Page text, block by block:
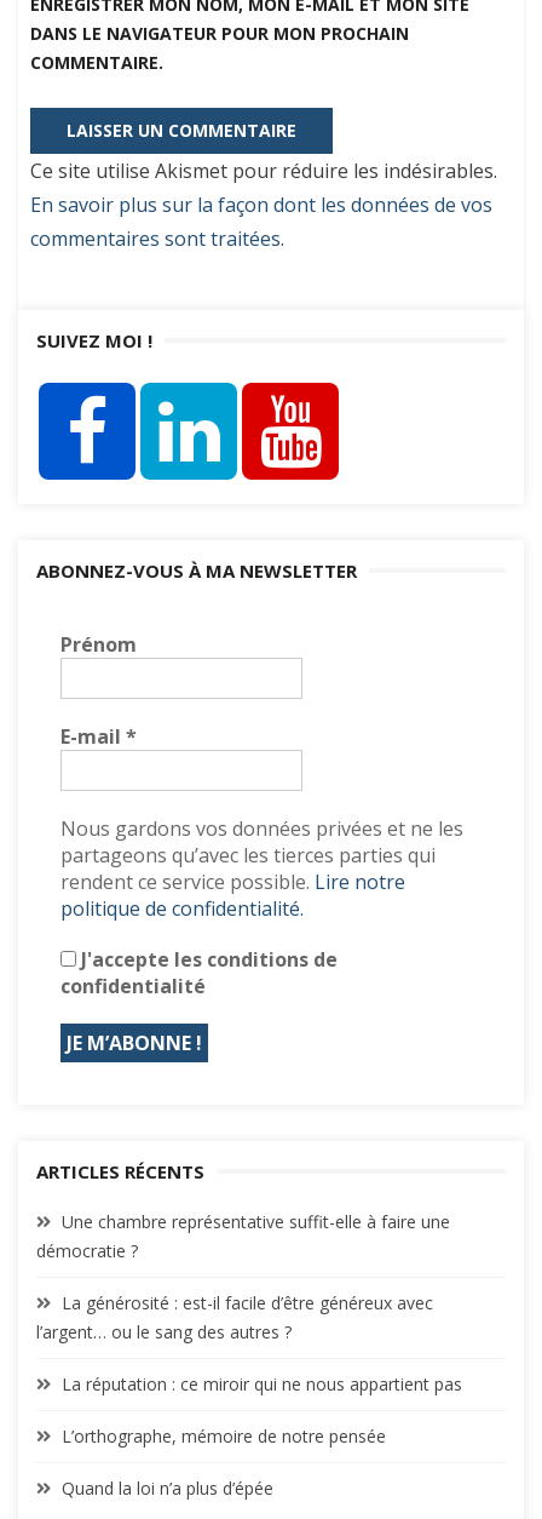
DANS LE NAVIGATEUR POUR MON PROCHAIN
COMMENTAIRE.
Ce site utilise Akismet pour réduire les indésirables.
En savoir plus sur la façon dont les données de vos
commentaires sont traitées.
SUIVEZ MOI !
ABONNEZ-VOUS À MA NEWSLETTER
Prénom
E-mail *
Nous gardons vos données privées et ne les
partageons qu’avec les tierces parties qui
rendent ce service possible. Lire notre
politique de confidentialité.
J'accepte les conditions de
confidentialité
ARTICLES RÉCENTS
Une chambre représentative suffit-elle à faire une
démocratie ?
La générosité : est-il facile d’être généreux avec
l’argent… ou le sang des autres ?
La réputation : ce miroir qui ne nous appartient pas
L’orthographe, mémoire de notre pensée
Quand la loi n’a plus d’épée